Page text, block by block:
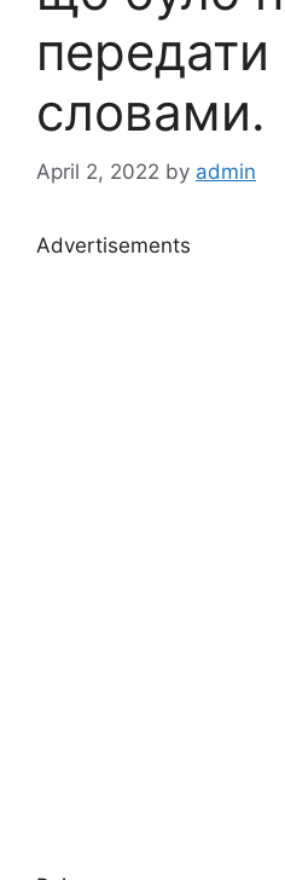
передати
словами.
April 2, 2022 by admin
Advertisements